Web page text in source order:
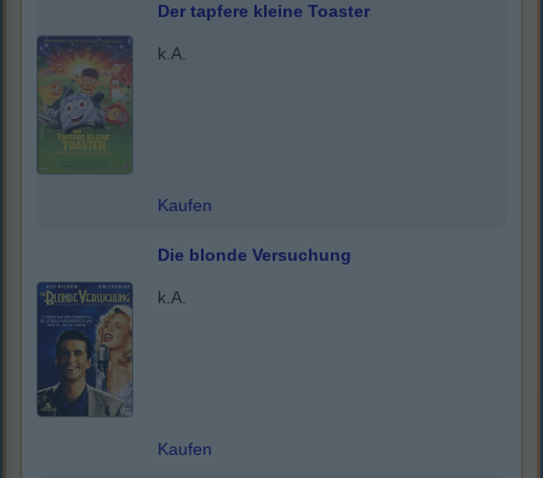
Der tapfere kleine Toaster
k.A.
Kaufen
Die blonde Versuchung
k.A.
Kaufen